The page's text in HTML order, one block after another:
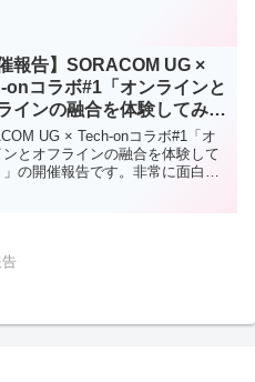
催報告】SORACOM UG ×
onコラボ#1「オンラインと
インの融合を体験してみよ
UG × Tech-onコラボ#1「オ
ンとオフラインの融合を体験して
の開催報告です。非常に面白い